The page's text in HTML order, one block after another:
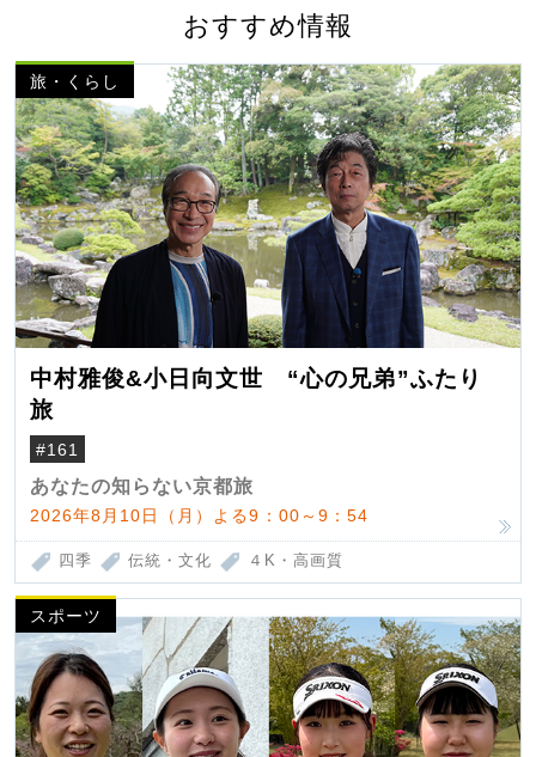
おすすめ情報
旅・くらし
中村雅俊&小日向文世 “心の兄弟”ふたり
旅
#161
あなたの知らない京都旅
2026年8月10日（月）よる9：00～9：54
四季 伝統・文化 ４K・高画質
スポーツ